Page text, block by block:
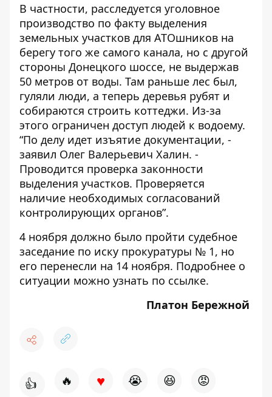
В частности, расследуется уголовное
производство по факту выделения
земельных участков для АТОшников на
берегу того же самого канала, но с другой
стороны Донецкого шоссе, не выдержав
50 метров от воды. Там раньше лес был,
гуляли люди, а теперь деревья рубят и
собираются строить коттеджи. Из-за
этого ограничен доступ людей к водоему.
“По делу идет изъятие документации, -
заявил Олег Валерьевич Халин. -
Проводится проверка законности
выделения участков. Проверяется
наличие необходимых согласований
контролирующих органов”.
4 ноября должно было пройти судебное
заседание по иску прокуратуры № 1, но
его перенесли на 14 ноября. Подробнее о
ситуации можно узнать по ссылке.
Платон Бережной
👍 🔥 ♥ 😭 😆 😡